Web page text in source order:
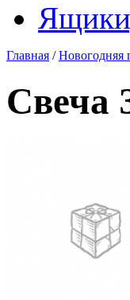
Главная /Новогодняя
Свеча